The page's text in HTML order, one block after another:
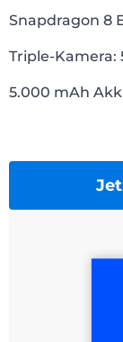
Snapdragon 8
Triple-Kamera:
5.000 mAh